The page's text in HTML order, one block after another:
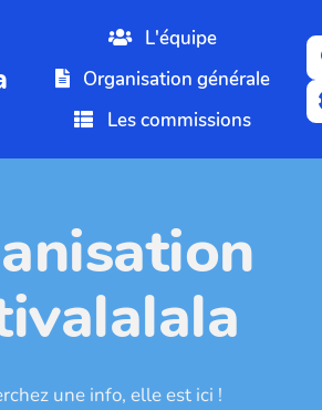
L'équipe
Organisation générale
Les commissions
une info, elle est ici !